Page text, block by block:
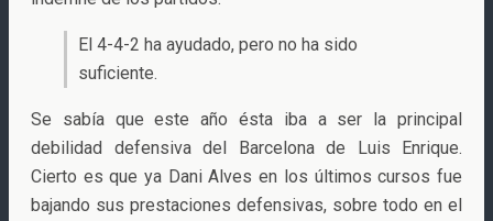
El 4-4-2 ha ayudado, pero no ha sido
suficiente.
Se sabía que este año ésta iba a ser la principal
debilidad defensiva del Barcelona de Luis Enrique.
Cierto es que ya Dani Alves en los últimos cursos fue
bajando sus prestaciones defensivas, sobre todo en el